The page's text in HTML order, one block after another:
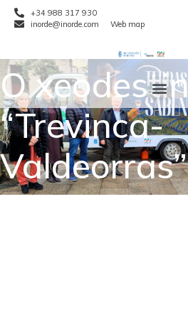
+34 988 317 930
inorde@inorde.com
Web map
O
“Trevinca-
Valdeorras”